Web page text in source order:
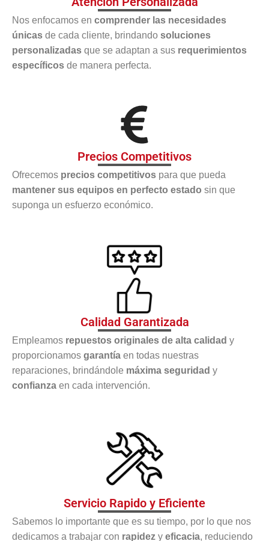
Nos enfocamos en comprender las necesidades
únicas de cada cliente, brindando soluciones
personalizadas que se adaptan a sus requerimientos
específicos de manera perfecta.
Precios Competitivos
Ofrecemos precios competitivos para que pueda
mantener sus equipos en perfecto estado sin que
suponga un esfuerzo económico.
Calidad Garantizada
Empleamos repuestos originales de alta calidad y
proporcionamos garantía en todas nuestras
reparaciones, brindándole máxima seguridad y
confianza en cada intervención.
Servicio Rapido y Eficiente
Sabemos lo importante que es su tiempo, por lo que nos
dedicamos a trabajar con rapidez y eficacia, reduciendo